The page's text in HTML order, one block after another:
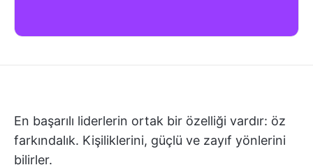
En başarılı liderlerin ortak bir özelliği vardır: öz
farkındalık. Kişiliklerini, güçlü ve zayıf yönlerini
bilirler.